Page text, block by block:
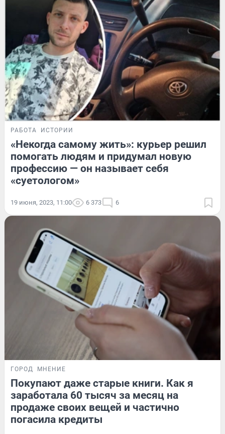
РАБОТА ИСТОРИИ
«Некогда самому жить»: курьер решил
помогать людям и придумал новую
профессию — он называет себя
«суетологом»
19 июня, 2023, 11:00 6 373 6
ГОРОД МНЕНИЕ
Покупают даже старые книги. Как я
заработала 60 тысяч за месяц на
продаже своих вещей и частично
погасила кредиты